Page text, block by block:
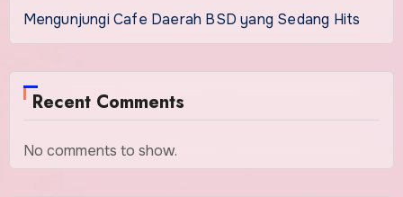
Mengunjungi Cafe Daerah BSD yang Sedang Hits
Recent Comments
No comments to show.